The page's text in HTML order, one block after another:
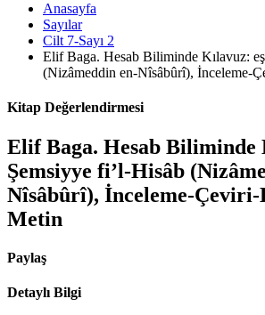
Anasayfa
Sayılar
Cilt 7-Sayı 2
Elif Baga. Hesab Biliminde Kılavuz:
(Nizâmeddin en-Nîsâbûrî), İnceleme-
Kitap Değerlendirmesi
Elif Baga. Hesab Biliminde
Şemsiyye fi’l-Hisâb
Nîsâbûrî), İnceleme-
Metin
Paylaş
Detaylı Bilgi